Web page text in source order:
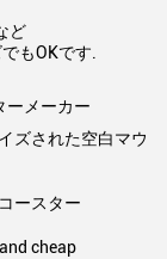
ど
もOKです.
ーメーカー
ズされた空白マウ
ースター
cheap